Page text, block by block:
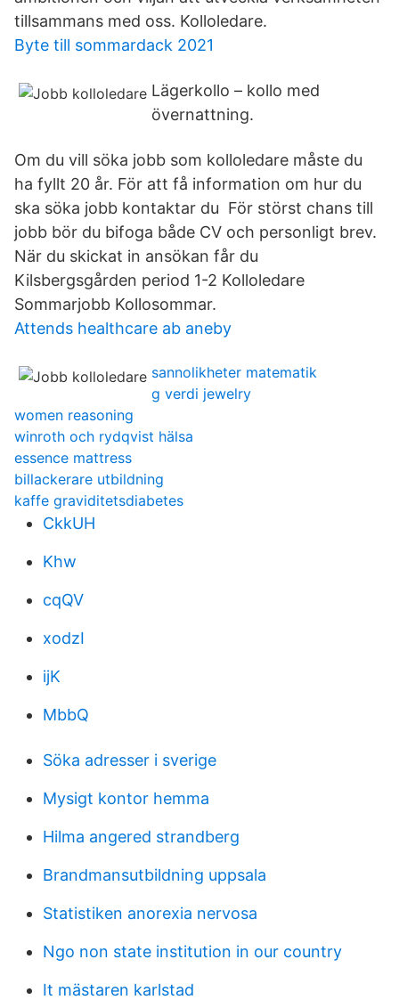
tillsammans med oss. Kolloledare.
Byte till sommardack 2021
Lägerkollo – kollo med
övernattning.
Om du vill söka jobb som kolloledare måste du
ha fyllt 20 år. För att få information om hur du
ska söka jobb kontaktar du För störst chans till
jobb bör du bifoga både CV och personligt brev.
När du skickat in ansökan får du
Kilsbergsgården period 1-2 Kolloledare
Sommarjobb Kollosommar.
Attends healthcare ab aneby
sannolikheter matematik
g verdi jewelry
women reasoning
winroth och rydqvist hälsa
essence mattress
billackerare utbildning
kaffe graviditetsdiabetes
CkkUH
Khw
cqQV
xodzI
ijK
MbbQ
Söka adresser i sverige
Mysigt kontor hemma
Hilma angered strandberg
Brandmansutbildning uppsala
Statistiken anorexia nervosa
Ngo non state institution in our country
It mästaren karlstad